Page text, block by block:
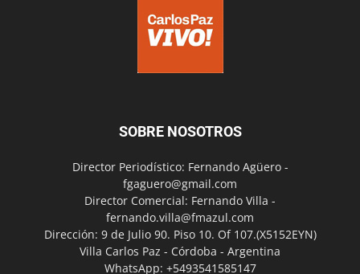
SOBRE NOSOTROS
Director Periodístico: Fernando Agüero -
fgaguero@gmail.com
Director Comercial: Fernando Villa -
fernando.villa@fmazul.com
Dirección: 9 de Julio 90. Piso 10. Of 107.(X5152EYN)
Villa Carlos Paz - Córdoba - Argentina
WhatsApp: +5493541585147